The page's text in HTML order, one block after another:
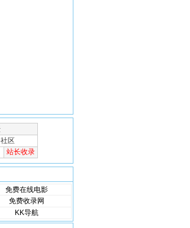
免费在线电影
免费收录网
KK导航